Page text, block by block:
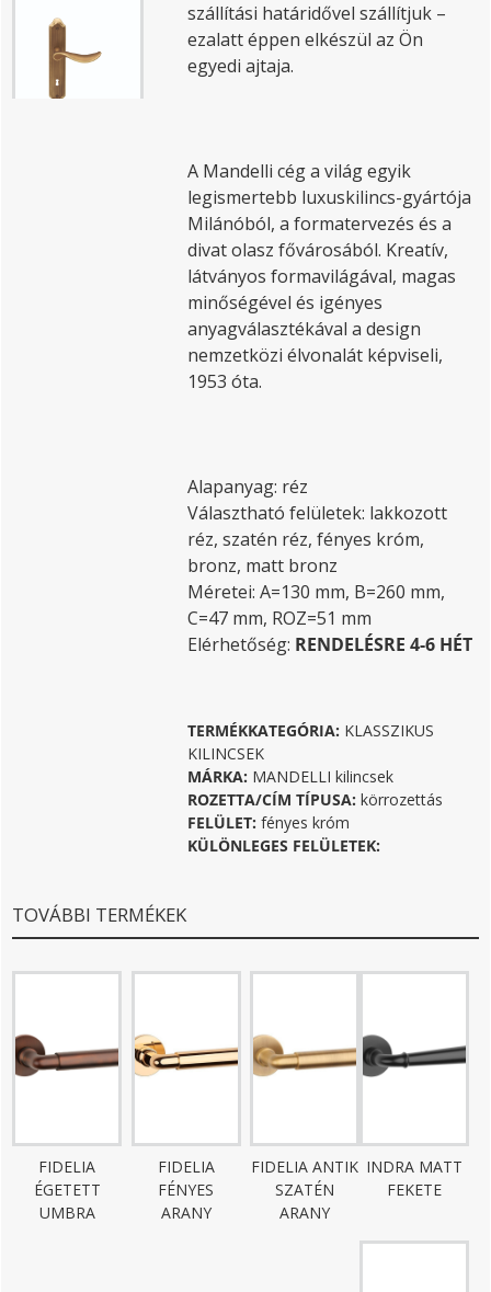
szállítási határidővel szállítjuk –
ezalatt éppen elkészül az Ön
egyedi ajtaja.
A Mandelli cég a világ egyik
legismertebb luxuskilincs-gyártója
Milánóból, a formatervezés és a
divat olasz fővárosából. Kreatív,
látványos formavilágával, magas
minőségével és igényes
anyagválasztékával a design
nemzetközi élvonalát képviseli,
1953 óta.
Alapanyag: réz
Választható felületek: lakkozott
réz, szatén réz, fényes króm,
bronz, matt bronz
Méretei: A=130 mm, B=260 mm,
C=47 mm, ROZ=51 mm
Elérhetőség: RENDELÉSRE 4-6 HÉT
TERMÉKKATEGÓRIA: KLASSZIKUS
KILINCSEK
MÁRKA: MANDELLI kilincsek
ROZETTA/CÍM TÍPUSA: körrozettás
FELÜLET: fényes króm
KÜLÖNLEGES FELÜLETEK:
TOVÁBBI TERMÉKEK
FIDELIA
ÉGETETT
UMBRA
FIDELIA
FÉNYES
ARANY
FIDELIA ANTIK
SZATÉN
ARANY
INDRA MATT
FEKETE